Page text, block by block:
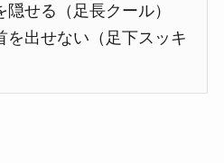
せる（足長クール）
出せない（足下スッキ